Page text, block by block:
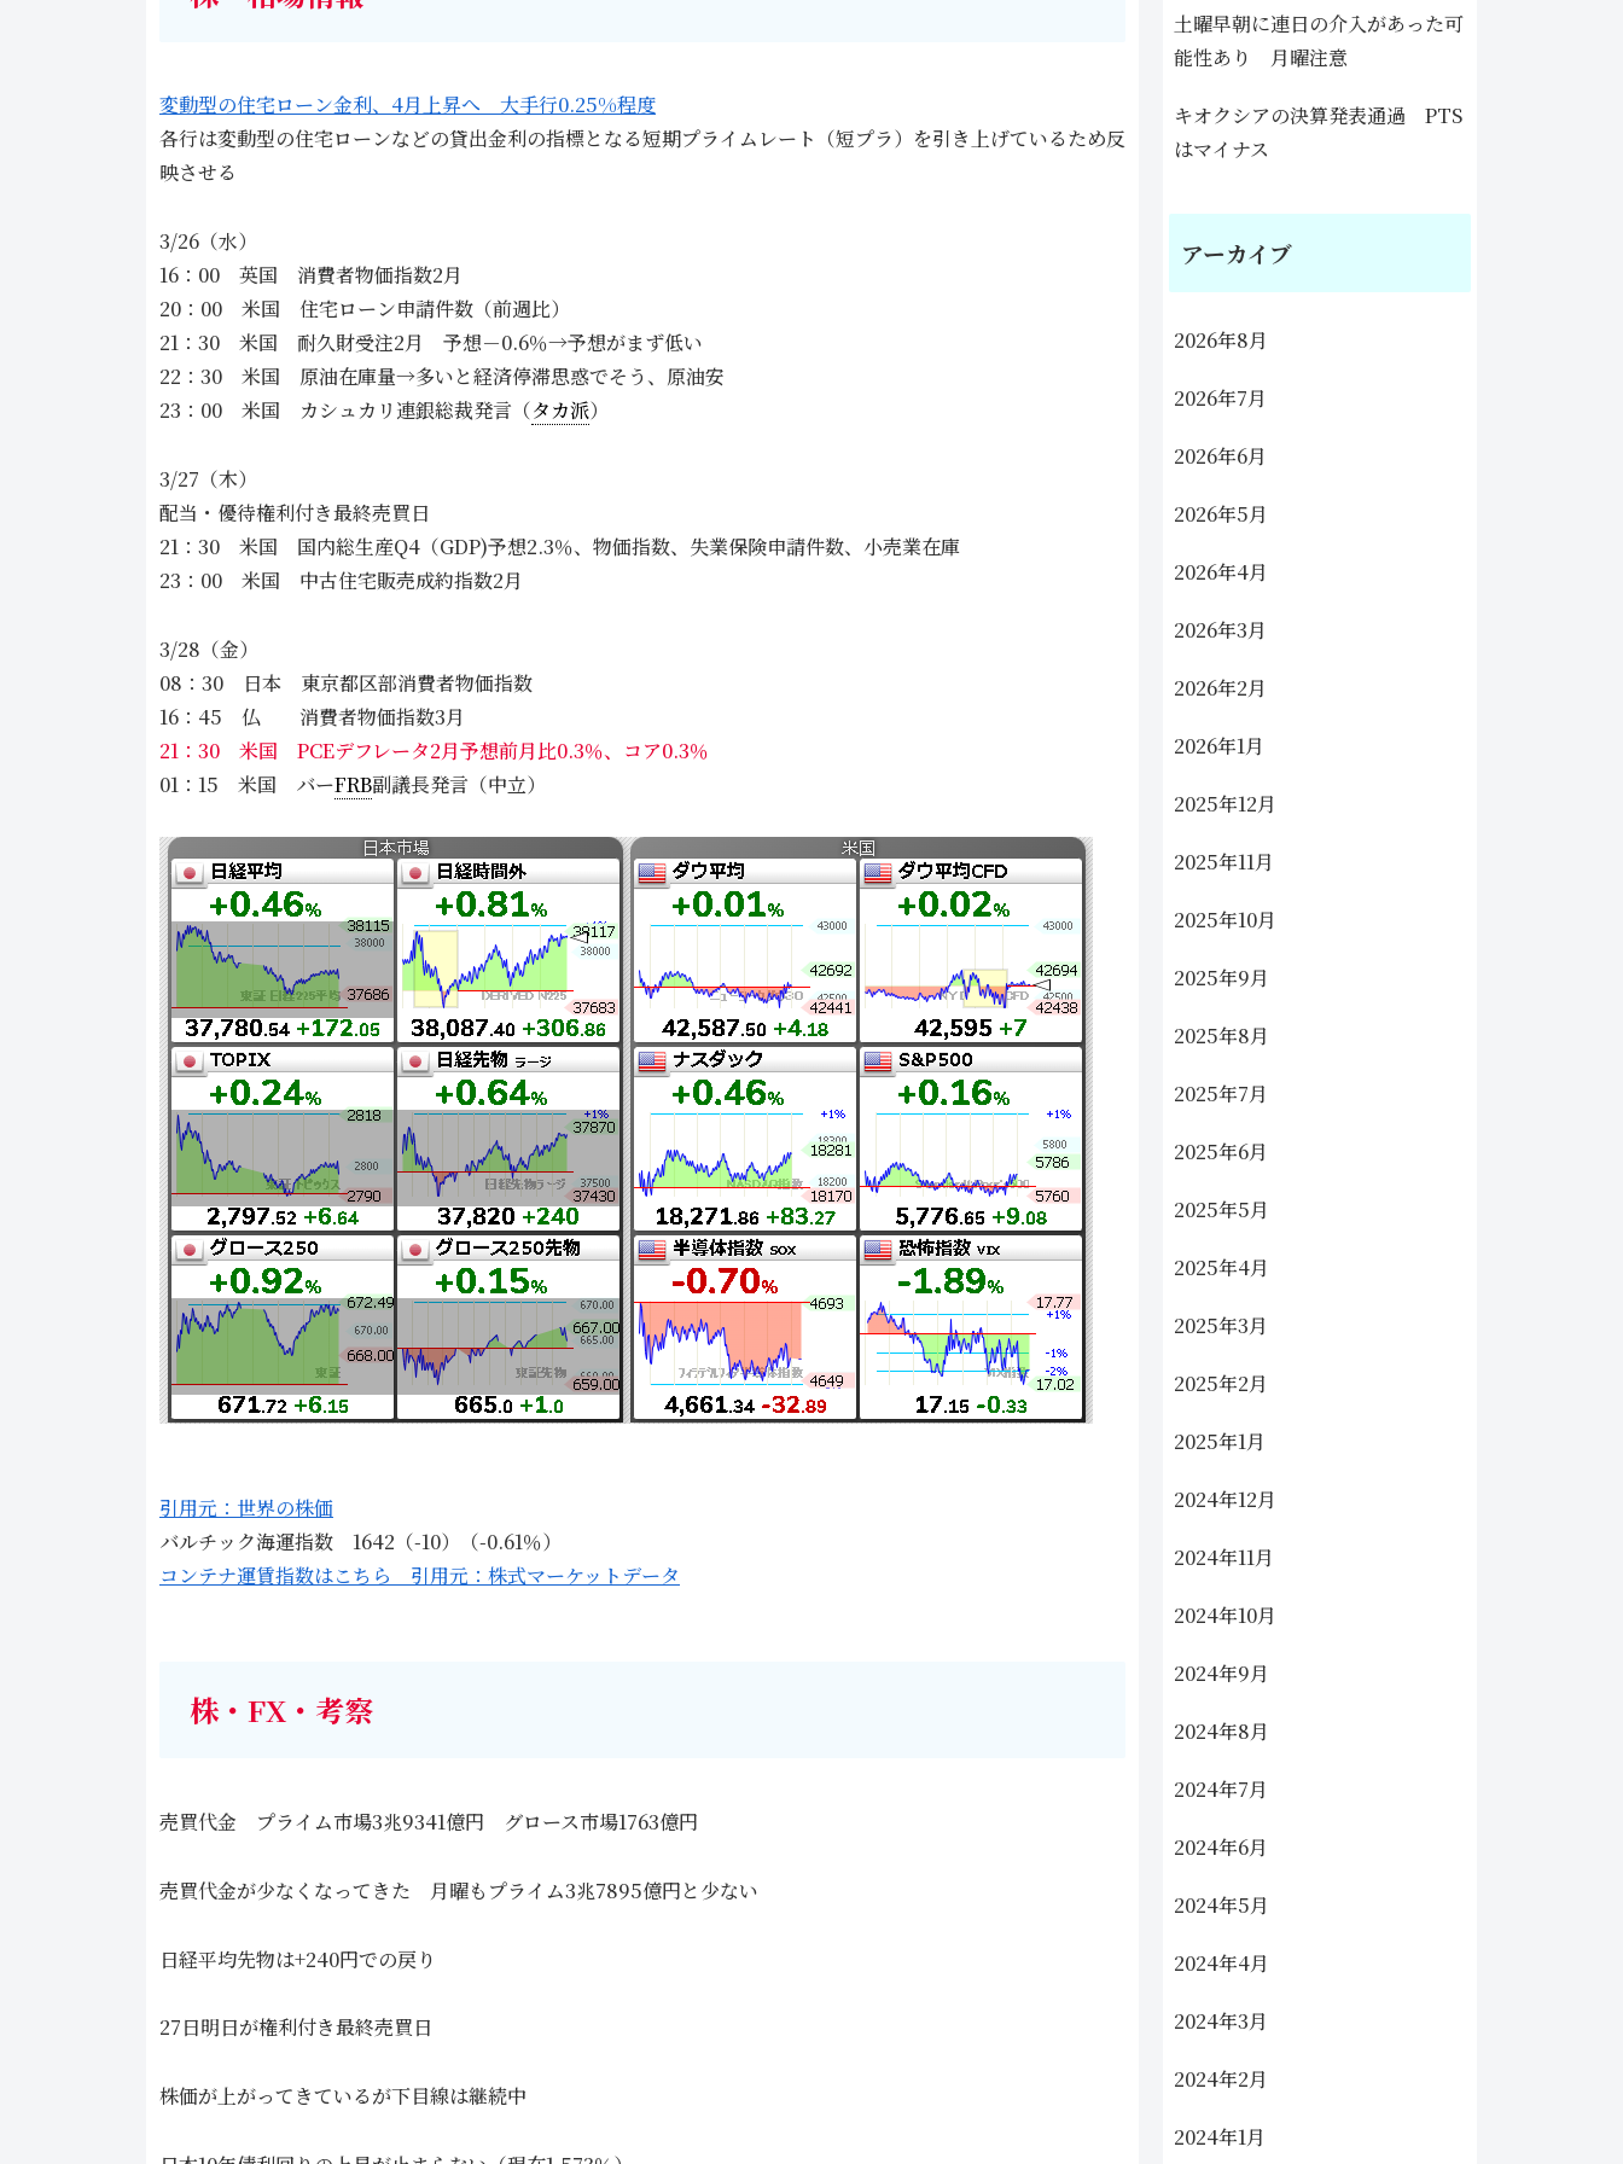
変動型の住宅ローン金利、4月上昇へ 大手行0.25%程度
各行は変動型の住宅ローンなどの貸出金利の指標となる短期プライムレート（短プラ）を引き上げているため反
映させる
3/26（水）
16：00 英国 消費者物価指数2月
20：00 米国 住宅ローン申請件数（前週比）
21：30 米国 耐久財受注2月 予想－0.6％→予想がまず低い
22：30 米国 原油在庫量→多いと経済停滞思惑でそう、原油安
23：00 米国 カシュカリ連銀総裁発言（タカ派）
3/27（木）
配当・優待権利付き最終売買日
21：30 米国 国内総生産Q4（GDP)予想2.3％、物価指数、失業保険申請件数、小売業在庫
23：00 米国 中古住宅販売成約指数2月
3/28（金）
08：30 日本 東京都区部消費者物価指数
16：45 仏 消費者物価指数3月
21：30 米国 PCEデフレータ2月予想前月比0.3％、コア0.3％
01：15 米国 バーFRB副議長発言（中立）
引用元：世界の株価
バルチック海運指数 1642（-10）（-0.61％）
コンテナ運賃指数はこちら 引用元：株式マーケットデータ
株・FX・考察
売買代金 プライム市場3兆9341億円 グロース市場1763億円
売買代金が少なくなってきた 月曜もプライム3兆7895億円と少ない
日経平均先物は+240円での戻り
27日明日が権利付き最終売買日
株価が上がってきているが下目線は継続中
土曜早朝に連日の介入があった可
能性あり 月曜注意
キオクシアの決算発表通過 PTS
はマイナス
アーカイブ
2026年8月
2026年7月
2026年6月
2026年5月
2026年4月
2026年3月
2026年2月
2026年1月
2025年12月
2025年11月
2025年10月
2025年9月
2025年8月
2025年7月
2025年6月
2025年5月
2025年4月
2025年3月
2025年2月
2025年1月
2024年12月
2024年11月
2024年10月
2024年9月
2024年8月
2024年7月
2024年6月
2024年5月
2024年4月
2024年3月
2024年2月
2024年1月